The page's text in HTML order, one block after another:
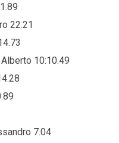
22.21
10:10.49
7.04